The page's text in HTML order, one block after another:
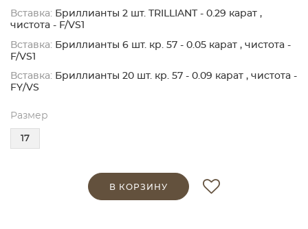
Вставка: Бриллианты 2 шт. TRILLIANT - 0.29 карат ,
чистота - F/VS1
Вставка: Бриллианты 6 шт. кр. 57 - 0.05 карат , чистота -
F/VS1
Вставка: Бриллианты 20 шт. кр. 57 - 0.09 карат , чистота -
FY/VS
Размер
17
В КОРЗИНУ